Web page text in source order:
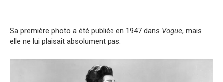
Sa première photo a été publiée en 1947 dans Vogue, mais
elle ne lui plaisait absolument pas.